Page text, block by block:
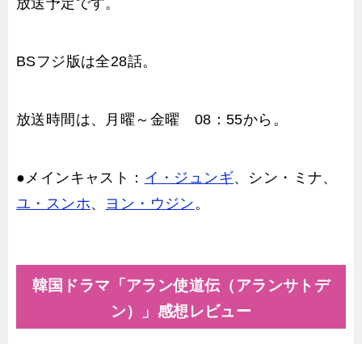
放送予定です。
BSフジ版は全28話。
放送時間は、月曜～金曜 08：55から。
●メインキャスト： イ・ジュンギ、シン・ミナ、
ユ・スンホ、 ヨン・ウジン。
韓国ドラマ「アラン使道伝（アランサトデ
ン）」感想レビュー